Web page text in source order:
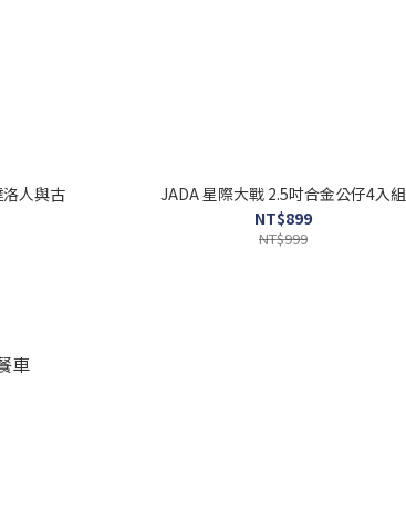
人與古
JADA 星際大戰 2.5吋合金公仔4入組
NT$899
NT$999